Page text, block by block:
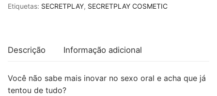
DE
Etiquetas: SECRETPLAY, SECRETPLAY COSMETIC
Descrição Informação adicional
Você não sabe mais inovar no sexo oral e acha que já
tentou de tudo?